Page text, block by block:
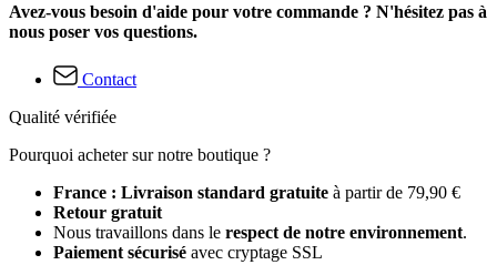
Avez-vous besoin d'aide pour votre commande ? N'hésitez pas à
nous poser vos questions.
Contact
Qualité vérifiée
Pourquoi acheter sur notre boutique ?
France : Livraison standard gratuite à partir de 79,90 €
Retour gratuit
Nous travaillons dans le respect de notre environnement.
Paiement sécurisé avec cryptage SSL